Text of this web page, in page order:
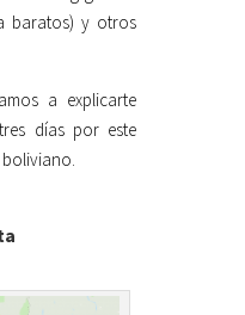
baratos) y otros
a explicarte
días por este